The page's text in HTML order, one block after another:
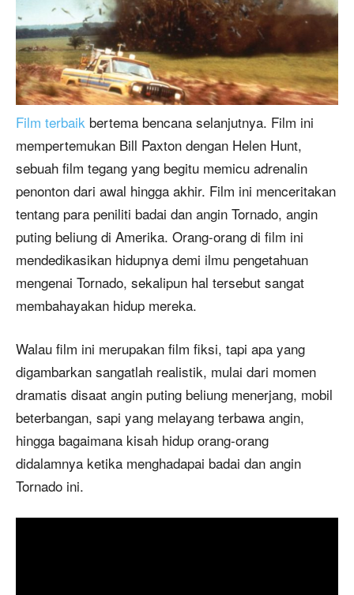
Film terbaik bertema bencana selanjutnya. Film ini
mempertemukan Bill Paxton dengan Helen Hunt,
sebuah film tegang yang begitu memicu adrenalin
penonton dari awal hingga akhir. Film ini menceritakan
tentang para peniliti badai dan angin Tornado, angin
puting beliung di Amerika. Orang-orang di film ini
mendedikasikan hidupnya demi ilmu pengetahuan
mengenai Tornado, sekalipun hal tersebut sangat
membahayakan hidup mereka.
Walau film ini merupakan film fiksi, tapi apa yang
digambarkan sangatlah realistik, mulai dari momen
dramatis disaat angin puting beliung menerjang, mobil
beterbangan, sapi yang melayang terbawa angin,
hingga bagaimana kisah hidup orang-orang
didalamnya ketika menghadapai badai dan angin
Tornado ini.